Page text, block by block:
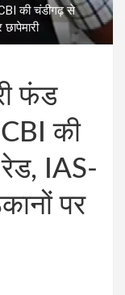
की चंडीगढ़ से
फंड
की
IAS-
पर